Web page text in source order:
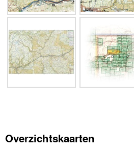
Overzichtskaarten